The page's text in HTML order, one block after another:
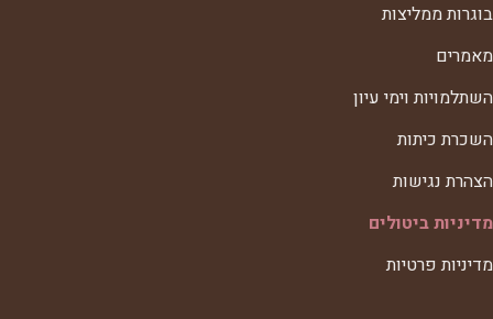
בוגרות ממליצות
מאמרים
השתלמויות וימי עיון
השכרת כיתות
הצהרת נגישות
מדיניות ביטולים
מדיניות פרטיות